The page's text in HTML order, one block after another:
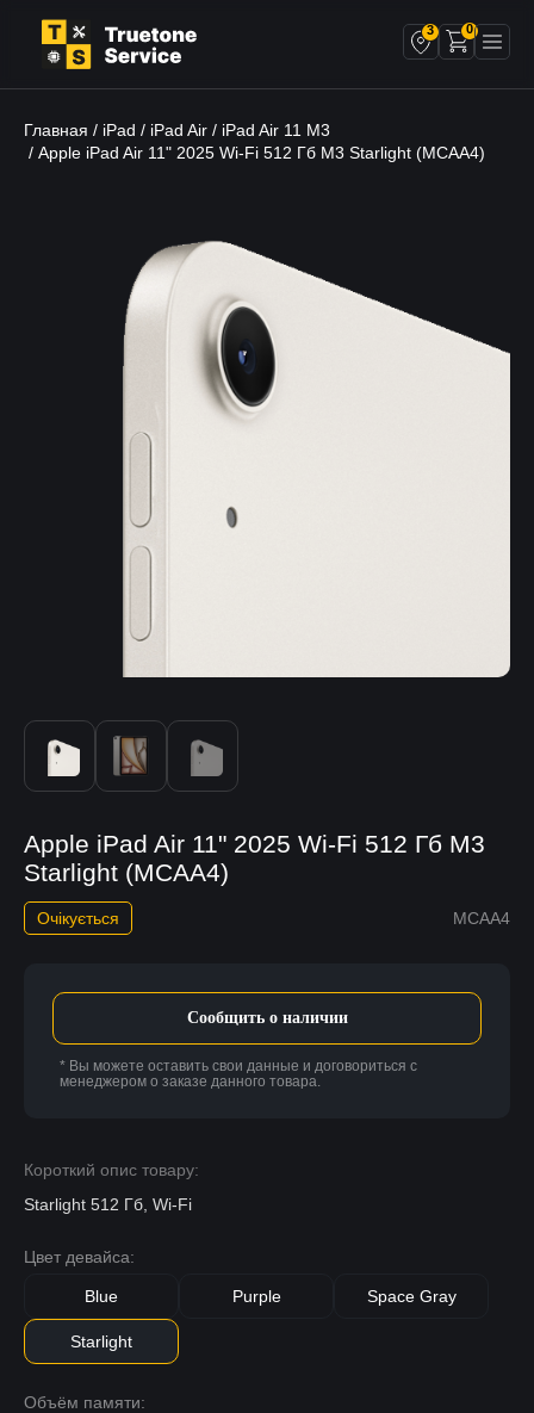
3 0
Главная / iPad / iPad Air / iPad Air 11 M3
/ Apple iPad Air 11" 2025 Wi-Fi 512 Гб M3 Starlight (MCAA4)
Apple iPad Air 11" 2025 Wi-Fi 512 Гб M3
Starlight (MCAA4)
MCAA4
Очікується
Короткий опис товару:
Starlight 512 Гб, Wi-Fi
Цвет девайса:
Blue Purple Space Gray
Starlight
Объём памяти:
Сообщить о наличии
* Вы можете оставить свои данные и договориться с
менеджером о заказе данного товара.